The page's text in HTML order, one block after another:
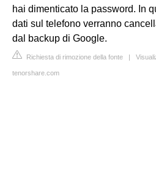
hai dimenticato la password. In
dati sul telefono verranno
dal backup di Google.
Richiesta di rimozione della fonte |
tenorshare.com